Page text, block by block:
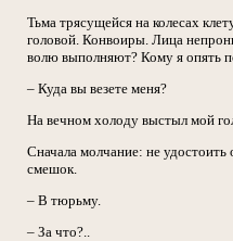
Тьма трясущейся на колесах
головой. Конвоиры. Лица
волю выполняют? Кому я опять
– Куда вы везете меня?
На вечном холоду выстыл мой
Сначала молчание: не
смешок.
– В тюрьму.
– За что?..